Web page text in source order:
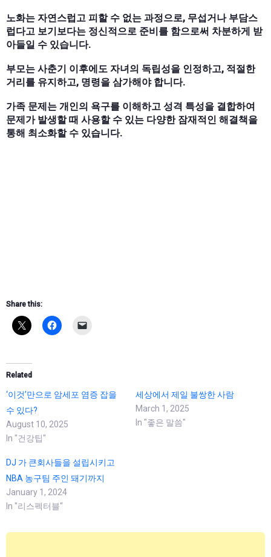
노화는 자연스럽고 피할 수 없는 과정으로, 무섭거나 부담스
럽다고 보기보다는 정신적으로 준비를 함으로써 차분하게 받
아들일 수 있습니다.
부모는 사춘기 이후에도 자녀의 독립성을 인정하고, 적절한
거리를 유지하고, 명령을 삼가해야 합니다.
가족 문제는 개인의 욕구를 이해하고 성격 특성을 결합하여
문제가 발생할 때 사용할 수 있는 다양한 잠재적인 해결책을
통해 최소화할 수 있습니다.
Share this:
Related
‘이것’만으로 암세포 염증 잡을
수 있다?
August 10, 2025
In "건강팁"
세상에서 제일 불쌍한 사람
March 1, 2025
In "좋은 말씀"
DJ 가 큰회사들을 설립시키고
NBA 농구팀 주인 돼기까지
January 1, 2024
In "리스펙터블"